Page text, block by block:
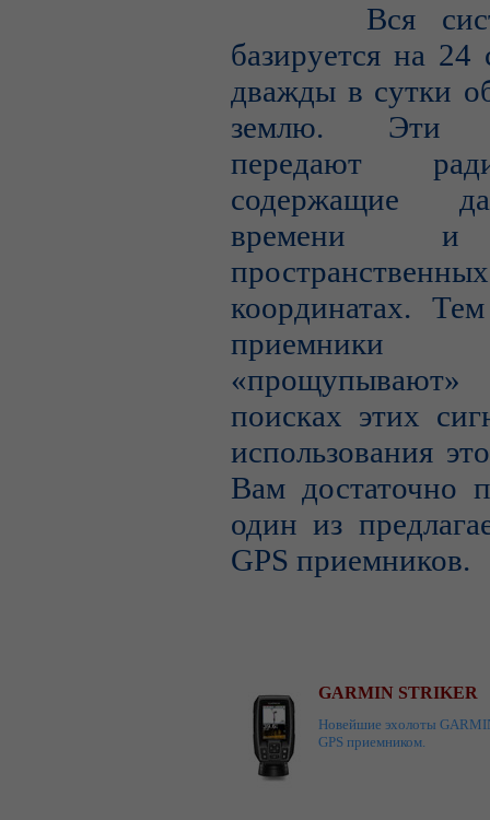
Вся
базируется на 24
дважды в сутки
землю. Эти
передают
содержащие
времени и
пространственных
координатах.
поисках этих
использования
Вам достаточно
один из
GPS приемников.
GARMIN STRIKER
Новейшие эхолоты
GPS приемником.